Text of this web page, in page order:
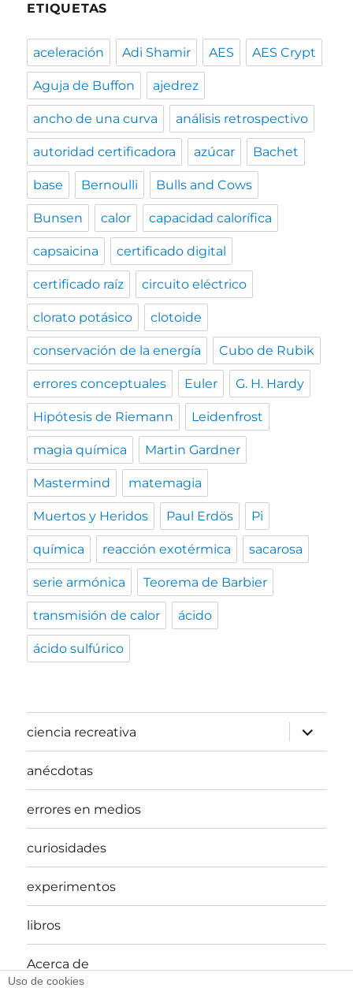
ETIQUETAS
aceleración Adi Shamir AES AES Crypt
Aguja de Buffon ajedrez
ancho de una curva análisis retrospectivo
autoridad certificadora azúcar Bachet
base Bernoulli Bulls and Cows
Bunsen calor capacidad calorífica
capsaicina certificado digital
certificado raíz circuito eléctrico
clorato potásico clotoide
conservación de la energía Cubo de Rubik
errores conceptuales Euler G. H. Hardy
Hipótesis de Riemann Leidenfrost
magia química Martin Gardner
Mastermind matemagia
Muertos y Heridos Paul Erdös Pi
química reacción exotérmica sacarosa
serie armónica Teorema de Barbier
transmisión de calor ácido
ácido sulfúrico
ciencia recreativa
expande
el
menú
anécdotas
errores en medios
curiosidades
experimentos
libros
Acerca de
Uso de cookies